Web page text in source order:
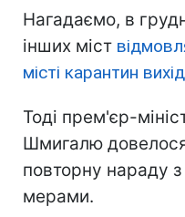
Нагадаємо, в
інших міст
місті карантин
Тоді прем'єр-
Шмигалю
повторну нараду
мерами.